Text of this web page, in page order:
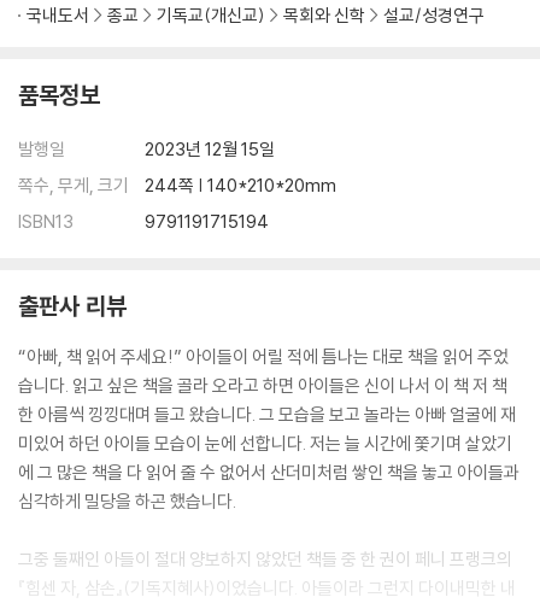
참고 문헌 · 237
국내도서 종교 기독교(개신교) 목회와 신학 설교/성경연구
품목정보
발행일
2023년 12월 15일
쪽수, 무게, 크기
244쪽 | 140*210*20mm
ISBN13
9791191715194
출판사 리뷰
“아빠, 책 읽어 주세요!” 아이들이 어릴 적에 틈나는 대로 책을 읽어 주었
습니다. 읽고 싶은 책을 골라 오라고 하면 아이들은 신이 나서 이 책 저 책
한 아름씩 낑낑대며 들고 왔습니다. 그 모습을 보고 놀라는 아빠 얼굴에 재
미있어 하던 아이들 모습이 눈에 선합니다. 저는 늘 시간에 쫓기며 살았기
에 그 많은 책을 다 읽어 줄 수 없어서 산더미처럼 쌓인 책을 놓고 아이들과
심각하게 밀당을 하곤 했습니다.
그중 둘째인 아들이 절대 양보하지 않았던 책들 중 한 권이 페니 프랭크의
『힘센 자, 삼손』(기독지혜사)이었습니다. 아들이라 그런지 다이내믹한 내